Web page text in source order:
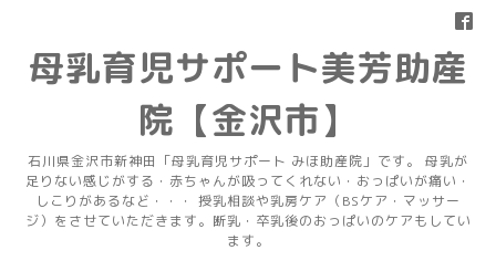
母乳育児サポート美芳助産
院【金沢市】
石川県金沢市新神田「母乳育児サポート みほ助産院」です。 母乳が
足りない感じがする・赤ちゃんが吸ってくれない・おっぱいが痛い・
しこりがあるなど・・・ 授乳相談や乳房ケア（BSケア・マッサー
ジ）をさせていただきます。断乳・卒乳後のおっぱいのケアもしてい
ます。